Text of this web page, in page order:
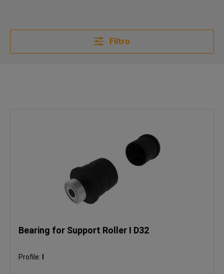
Filtro
Bearing for Support Roller I D32
Profile: